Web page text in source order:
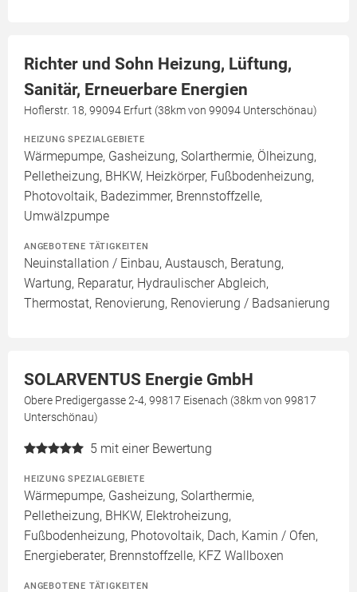
Richter und Sohn Heizung, Lüftung,
Sanitär, Erneuerbare Energien
Hoflerstr. 18, 99094 Erfurt (38km von 99094 Unterschönau)
HEIZUNG SPEZIALGEBIETE
Wärmepumpe, Gasheizung, Solarthermie, Ölheizung,
Pelletheizung, BHKW, Heizkörper, Fußbodenheizung,
Photovoltaik, Badezimmer, Brennstoffzelle,
Umwälzpumpe
ANGEBOTENE TÄTIGKEITEN
Neuinstallation / Einbau, Austausch, Beratung,
Wartung, Reparatur, Hydraulischer Abgleich,
Thermostat, Renovierung, Renovierung / Badsanierung
SOLARVENTUS Energie GmbH
Obere Predigergasse 2-4, 99817 Eisenach (38km von 99817
Unterschönau)
5 mit einer Bewertung
HEIZUNG SPEZIALGEBIETE
Wärmepumpe, Gasheizung, Solarthermie,
Pelletheizung, BHKW, Elektroheizung,
Fußbodenheizung, Photovoltaik, Dach, Kamin / Ofen,
Energieberater, Brennstoffzelle, KFZ Wallboxen
ANGEBOTENE TÄTIGKEITEN